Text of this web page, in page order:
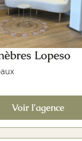
Lopeso
Voir l'agence